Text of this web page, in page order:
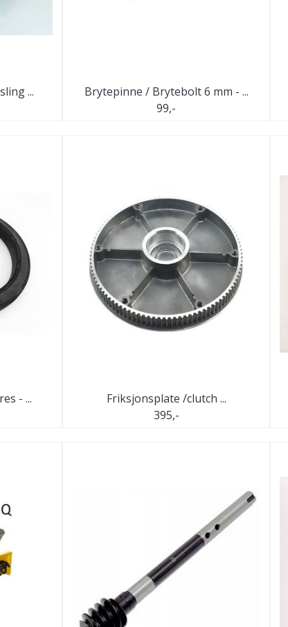
...
Brytepinne / Brytebolt 6 mm - ...
99,-
- ...
Friksjonsplate /clutch ...
395,-